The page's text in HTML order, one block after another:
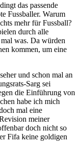
das passende
Fussballer. Warum
mehr für Fussball?
durch alle
was. Da würden
kommen, um eine
und schon mal an
Sarg sei
die Einführung von
habe ich mich
mal eine
meiner
doch nicht so
Fifa keine goldigen